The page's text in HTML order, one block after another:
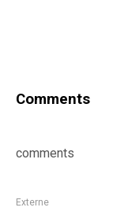
Comments
comments
Externe